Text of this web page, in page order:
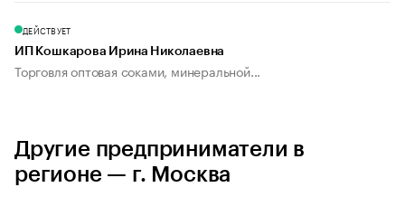
ДЕЙСТВУЕТ
ИП Кошкарова Ирина Николаевна
Торговля оптовая соками, минеральной...
Другие предприниматели в
регионе — г. Москва